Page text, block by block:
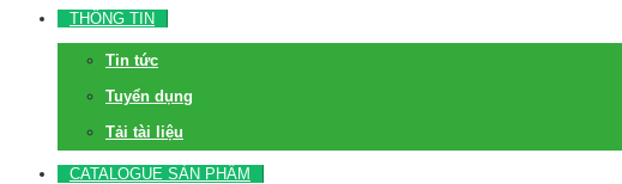
THÔNG TIN
Tin tức
Tuyển dụng
Tải tài liệu
CATALOGUE SẢN PHẨM